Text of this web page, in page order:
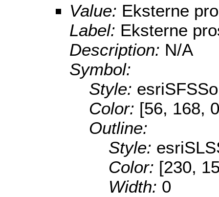
Value: Eksterne
Label: Eksterne
Description: N/A
Symbol:
Style:
Color: [56, 168,
Outline:
Style:
Color: [230,
Width: 0